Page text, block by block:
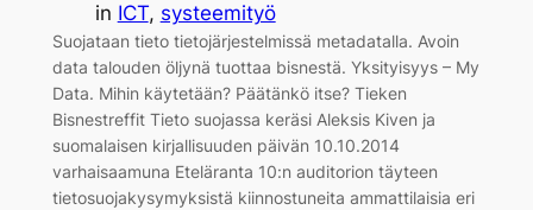
in ICT, systeemityö
Suojataan tieto tietojärjestelmissä metadatalla. Avoin
data talouden öljynä tuottaa bisnestä. Yksityisyys – My
Data. Mihin käytetään? Päätänkö itse? Tieken
Bisnestreffit Tieto suojassa keräsi Aleksis Kiven ja
suomalaisen kirjallisuuden päivän 10.10.2014
varhaisaamuna Eteläranta 10:n auditorion täyteen
tietosuojakysymyksistä kiinnostuneita ammattilaisia eri